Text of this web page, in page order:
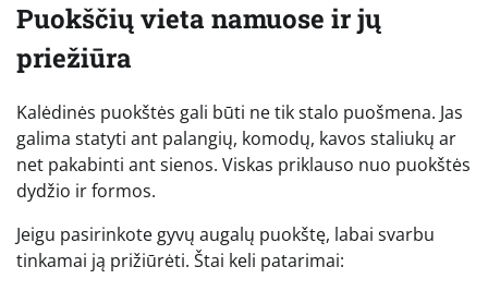
Puokščių vieta namuose ir jų
priežiūra
Kalėdinės puokštės gali būti ne tik stalo puošmena. Jas
galima statyti ant palangių, komodų, kavos staliukų ar
net pakabinti ant sienos. Viskas priklauso nuo puokštės
dydžio ir formos.
Jeigu pasirinkote gyvų augalų puokštę, labai svarbu
tinkamai ją prižiūrėti. Štai keli patarimai: